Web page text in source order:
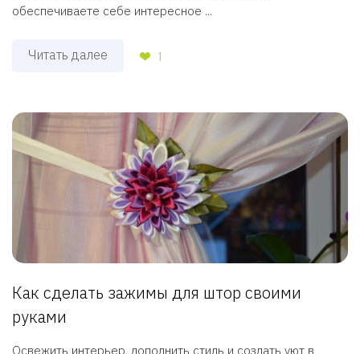
обеспечиваете себе интересное ...
Читать далее 1
Как сделать зажимы для штор своими
руками
Освежить интерьер, дополнить стиль и создать уют в